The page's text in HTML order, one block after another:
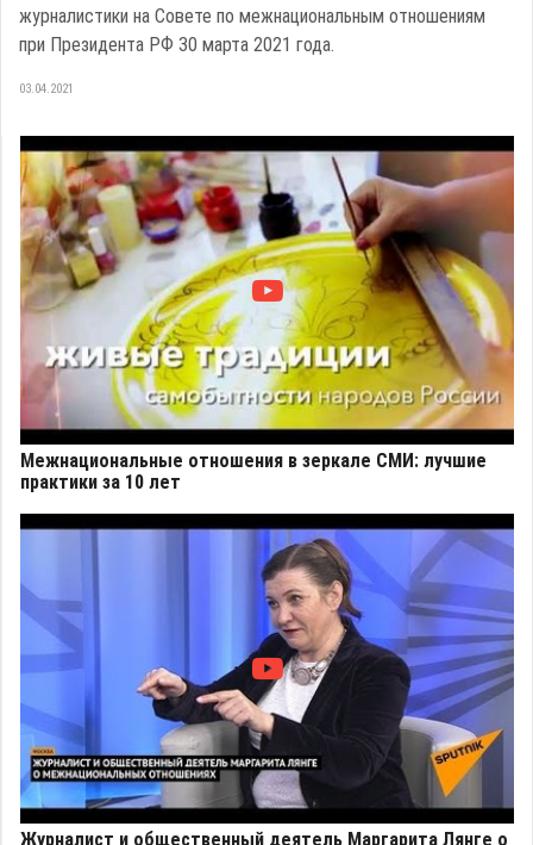
журналистики на Совете по межнациональным отношениям
при Президента РФ 30 марта 2021 года.
03.04.2021
Межнациональные отношения в зеркале СМИ: лучшие
практики за 10 лет
Журналист и общественный деятель Маргарита Лянге о